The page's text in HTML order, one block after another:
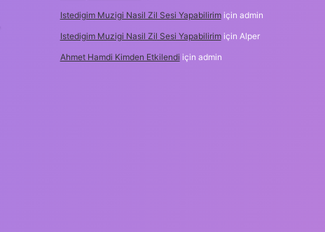
Istedigim Muzigi Nasil Zil Sesi Yapabilirimiçin admin
Istedigim Muzigi Nasil Zil Sesi Yapabilirimiçin Alper
Ahmet Hamdi Kimden Etkilendi için admin